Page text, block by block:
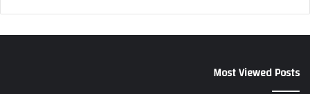
Most Viewed Posts